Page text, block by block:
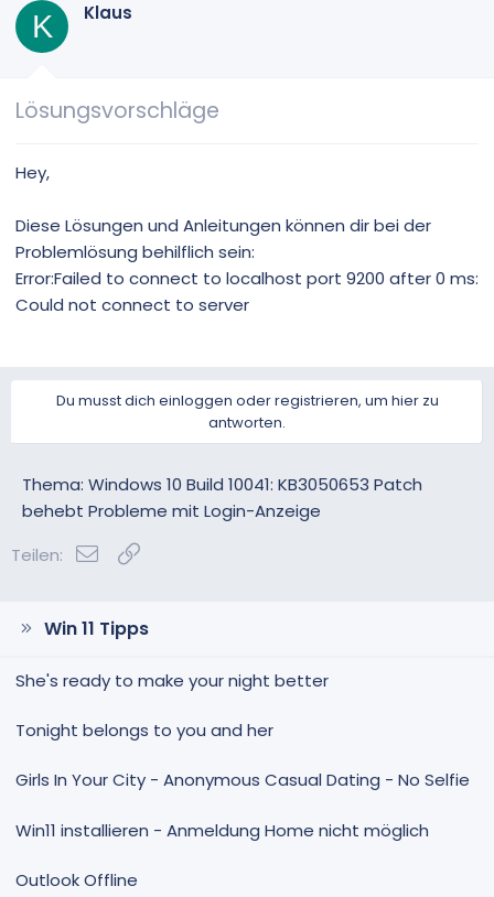
K Klaus
Lösungsvorschläge
Hey,
Diese Lösungen und Anleitungen können dir bei der
Problemlösung behilflich sein:
Error:Failed to connect to localhost port 9200 after 0 ms:
Could not connect to server
Du musst dich einloggen oder registrieren, um hier zu
antworten.
Thema: Windows 10 Build 10041: KB3050653 Patch
behebt Probleme mit Login-Anzeige
Teilen:
E-Mail
Win 11 Tipps
She's ready to make your night better
Tonight belongs to you and her
Girls In Your City - Anonymous Casual Dating - No Selfie
Win11 installieren - Anmeldung Home nicht möglich
Outlook Offline